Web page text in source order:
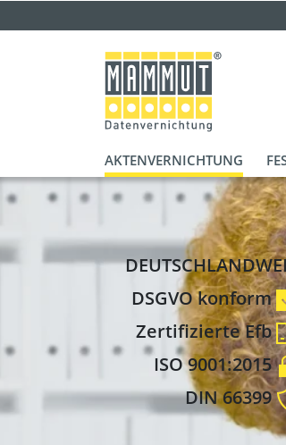
AKTENVERNICHTUNG
DSGVO konform
Zertifizierte Efb
ISO 9001:2015
DIN 66399